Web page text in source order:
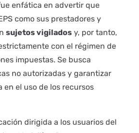
enfática en advertir que
como sus prestadores y
sujetos vigiladosy, por tanto,
con el régimen de
impuestas. Se busca
no autorizadas y garantizar
en el uso de los recursos
dirigida a los usuarios del